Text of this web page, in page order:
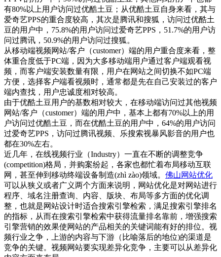
有80%以上用户访问过优酷土豆；从优酷土豆自身来看，其与
爱奇艺PPS的重合度较高，其次是腾讯和搜狐，访问过优酷土
豆的用户中，75.8%的用户访问过爱奇艺PPS，51.7%的用户访
问过腾讯，50.9%的用户访问过搜狐。
从移动端视频网站/客户（customer）端的用户重合度来看，整
体重合度低于PC端，因为大多移动端用户通过客户端观看视
频，而客户端安装数量有限，用户在网站之间切换不如PC端
方便，选择客户端看视频时，通常都是先在自己安装过的客户
端内查找，用户忠诚度相对较高。
由于优酷土豆用户的基数相对较大，在移动端访问过其他视频
网站/客户（customer）端的用户中，基本上都有70%以上的用
户访问过优酷土豆，而在优酷土豆的用户中，64%的用户访问
过爱奇艺PPS，访问过腾讯视频、乐搜索视暴风影音的用户也
都在30%左右。
近几年，在线视频行业（Industry）一直在不断的调整竞争
(competition)格局，并购案纷起，各家也都忙着布局移动互联
网，甚至伸到移动终端设备制造(zhì zào)领域。 佛山网站优化
可以从狭义或者广义两个方面来说明，网站优化是对网站进行
程序、域名注册查询、内容、版块、布局等多方面的优化调
整，也就是网站设计时适合搜索引擎检索，满足搜索引擎排名
的指标，从而在搜索引擎检索中获得流量排名靠前，增强搜索
引擎营销的效果使网站的产品相关的关键词能有好的排位。视
频行业之争，上游的内容与下游（比喻落后的地位)的渠道是
竞争的关键。视频网站要实现差异化竞争，主要可以从差异化